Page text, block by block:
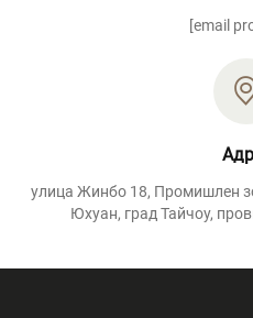
[email
улица Жинбо 18, Промишлен
Юхуан, град Тайчоу,